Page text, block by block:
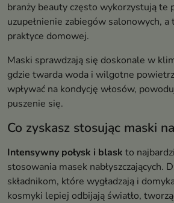
branży beauty często wykorzystują te
uzupełnienie zabiegów salonowych, a
praktyce domowej.
Maski sprawdzają się doskonale w
gdzie twarda woda i wilgotne
wpływać na kondycję włosów,
puszenie się.
Co zyskasz stosując maski
Intensywny połysk i blask to
stosowania masek nabłyszczających.
składnikom, które wygładzają i
kosmyki lepiej odbijają światło,